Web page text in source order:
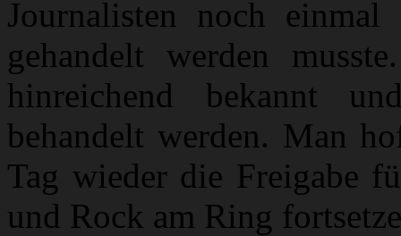
Journalisten noch
gehandelt werden
hinreichend bekannt
behandelt werden. Man
Tag wieder die Freigabe
und Rock am Ring